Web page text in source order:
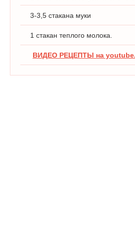
3-3,5 стакана муки
1 стакан теплого молока.
ВИДЕО РЕЦЕПТЫ на